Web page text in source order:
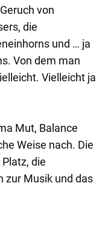
von
die
und … ja
Von dem man
Vielleicht ja
Mut, Balance
Weise nach. Die
die
zur Musik und das